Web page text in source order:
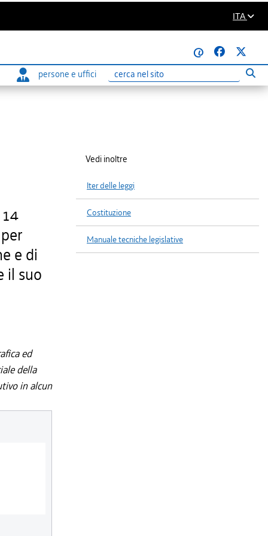
ITA
@
persone e uffici
Ricerca
e di
il suo
ed
della
in alcun
Vedi inoltre
Iter delle leggi
Costituzione
Manuale tecniche legislative